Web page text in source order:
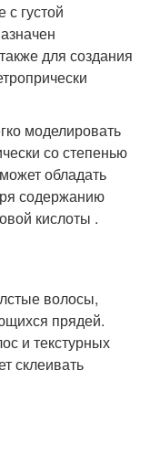
густой
для создания
моделировать
со степенью
обладать
содержанию
кислоты .
волосы,
прядей.
и текстурных
склеивать